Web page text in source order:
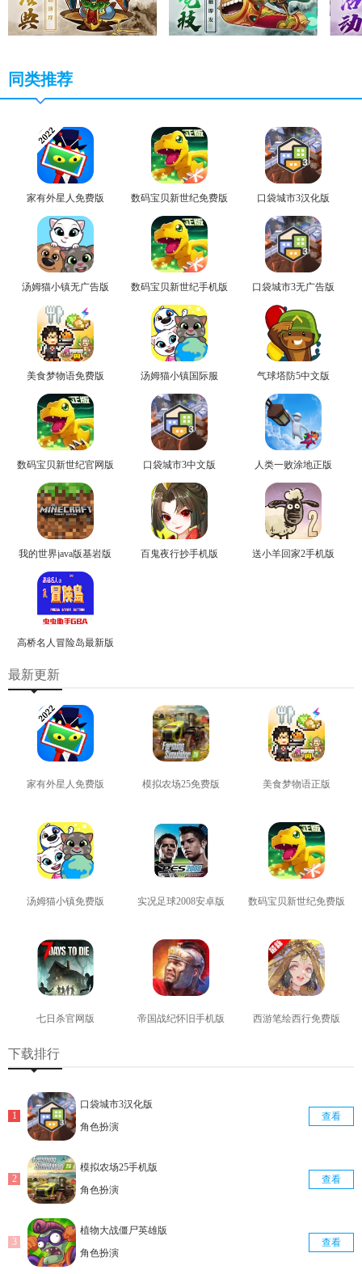
同类推荐
家有外星人免费版 数码宝贝新世纪免费版 口袋城市3汉化版
汤姆猫小镇无广告版 数码宝贝新世纪手机版 口袋城市3无广告版
美食梦物语免费版 汤姆猫小镇国际服 气球塔防5中文版
数码宝贝新世纪官网版 口袋城市3中文版 人类一败涂地正版
我的世界java版基岩版 百鬼夜行抄手机版 送小羊回家2手机版
高桥名人冒险岛最新版
最新更新
家有外星人免费版 模拟农场25免费版 美食梦物语正版
汤姆猫小镇免费版 实况足球2008安卓版 数码宝贝新世纪免费版
七日杀官网版 帝国战纪怀旧手机版 西游笔绘西行免费版
下载排行
口袋城市3汉化版
角色扮演
查看
模拟农场25手机版
角色扮演
查看
植物大战僵尸英雄版
角色扮演
查看